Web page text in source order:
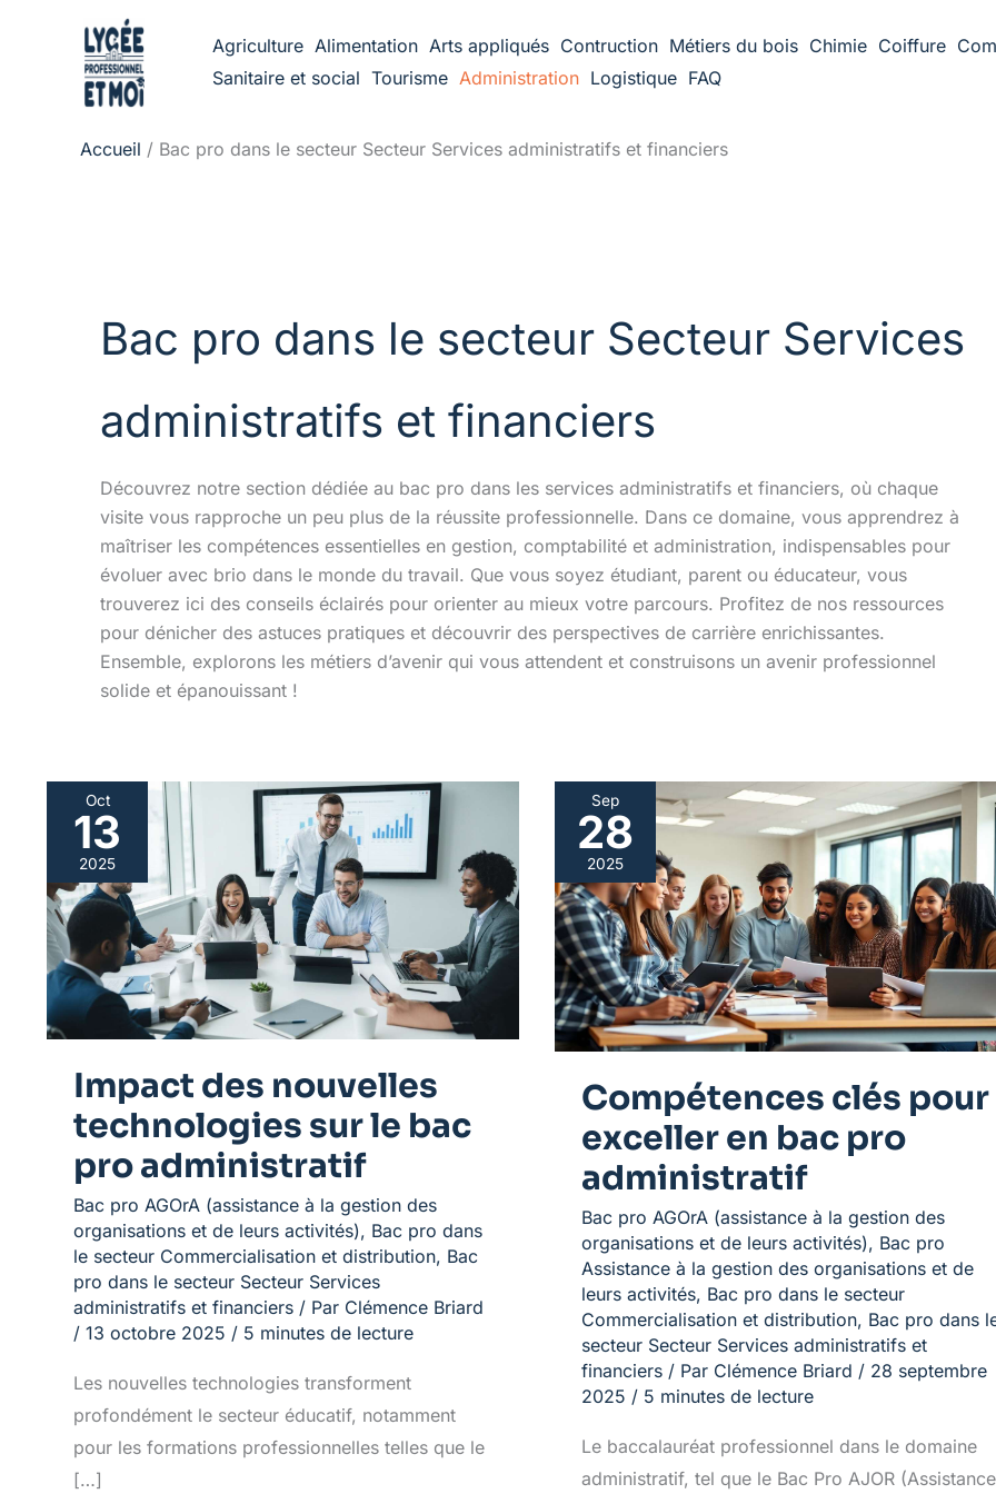
Agriculture Alimentation Arts appliqués Contruction Métiers du bois Chimie Coiffure
Sanitaire et social Tourisme Administration Logistique FAQ
Accueil Bac pro dans le secteur Secteur Services administratifs et financiers
Bac pro dans le secteur Secteur Services
administratifs et financiers
Découvrez notre section dédiée au bac pro dans les services administratifs et financiers, où chaque
visite vous rapproche un peu plus de la réussite professionnelle. Dans ce domaine, vous apprendrez à
maîtriser les compétences essentielles en gestion, comptabilité et administration, indispensables pour
évoluer avec brio dans le monde du travail. Que vous soyez étudiant, parent ou éducateur, vous
trouverez ici des conseils éclairés pour orienter au mieux votre parcours. Profitez de nos ressources
pour dénicher des astuces pratiques et découvrir des perspectives de carrière enrichissantes.
Ensemble, explorons les métiers d’avenir qui vous attendent et construisons un avenir professionnel
solide et épanouissant !
Oct
13
2025
Impact des nouvelles
technologies sur le bac
pro administratif
Bac pro AGOrA (assistance à la gestion des
organisations et de leurs activités), Bac pro dans
le secteur Commercialisation et distribution, Bac
pro dans le secteur Secteur Services
administratifs et financiers / Par Clémence Briard
/ 13 octobre 2025 / 5 minutes de lecture
Les nouvelles technologies transforment
profondément le secteur éducatif, notamment
pour les formations professionnelles telles que le
[…]
Impact
des
nouvelles
technologies
sur
le
bac
pro
administratif
Sep
28
2025
Compétences clés pour
exceller en bac pro
administratif
Bac pro AGOrA (assistance à la gestion des
organisations et de leurs activités), Bac pro
Assistance à la gestion des organisations et de
leurs activités, Bac pro dans le secteur
Commercialisation et distribution, Bac pro dans
secteur Secteur Services administratifs et
financiers / Par Clémence Briard / 28 septembre
2025 / 5 minutes de lecture
Le baccalauréat professionnel dans le domaine
administratif, tel que le Bac Pro AJOR (Assistance
Compétences
clés
pour
exceller
en
bac
pro
administratif